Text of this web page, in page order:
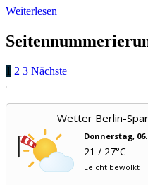
Weiterlesen
1 2 3 Nächste
Wetter Berlin-
Donnerstag,
21 / 27°C
Leicht bewölkt